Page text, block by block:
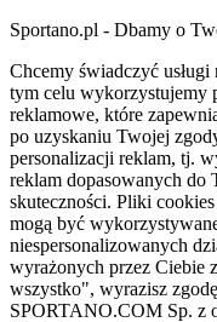
Sportano.pl - Dbamy o
Chcemy świadczyć
tym celu wykorzystujemy
reklamowe, które
po uzyskaniu Twojej
personalizacji reklam, tj.
reklam dopasowanych do
skuteczności. Pliki
mogą być
niespersonalizowanych
wyrażonych przez Ciebie
wszystko", wyrazisz
SPORTANO.COM Sp. z